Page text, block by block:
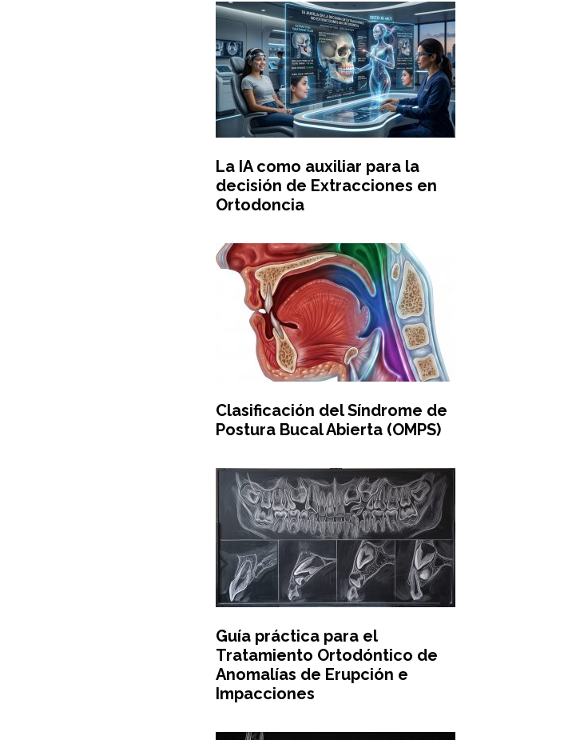
La IA como auxiliar para la
decisión de Extracciones en
Ortodoncia
Clasificación del Síndrome de
Postura Bucal Abierta (OMPS)
Guía práctica para el
Tratamiento Ortodóntico de
Anomalías de Erupción e
Impacciones